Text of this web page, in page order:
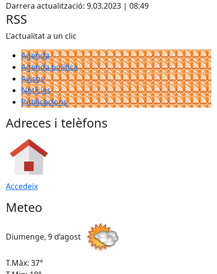
Darrera actualització: 9.03.2023 | 08:49
RSS
L'actualitat a un clic
Agenda
Agenda política
Avisos
Notícies
Publicacions
Adreces i telèfons
Accedeix
Meteo
Diumenge, 9 d’agost
T.Màx: 37°